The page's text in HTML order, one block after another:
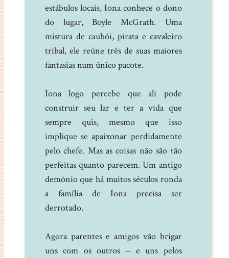
estábulos locais, Iona conhece o dono
do lugar, Boyle McGrath. Uma
mistura de caubói, pirata e cavaleiro
tribal, ele reúne três de suas maiores
fantasias num único pacote.
Iona logo percebe que ali pode
construir seu lar e ter a vida que
sempre quis, mesmo que isso
implique se apaixonar perdidamente
pelo chefe. Mas as coisas não são tão
perfeitas quanto parecem. Um antigo
demônio que há muitos séculos ronda
a família de Iona precisa ser
derrotado.
Agora parentes e amigos vão brigar
uns com os outros – e uns pelos